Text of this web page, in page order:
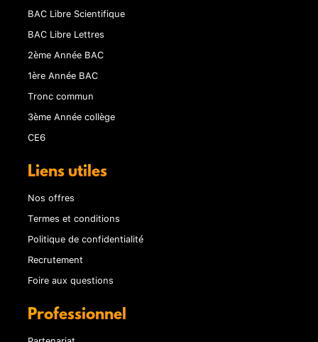
BAC Libre Scientifique
BAC Libre Lettres
2ème Année BAC
1ère Année BAC
Tronc commun
3ème Année collège
CE6
Liens utiles
Nos offres
Termes et conditions
Politique de confidentialité
Recrutement
Foire aux questions
Professionnel